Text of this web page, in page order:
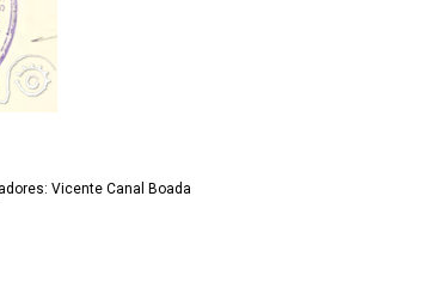
Vicente Canal Boada